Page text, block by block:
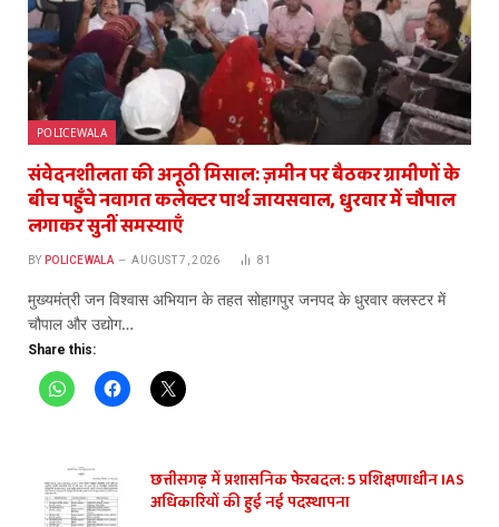
POLICEWALA
संवेदनशीलता की अनूठी मिसाल: ज़मीन पर बैठकर ग्रामीणों के
बीच पहुँचे नवागत कलेक्टर पार्थ जायसवाल, धुरवार में चौपाल
लगाकर सुनीं समस्याएँ
BY POLICEWALA AUGUST 7, 2026 81
​मुख्यमंत्री जन विश्वास अभियान के तहत सोहागपुर जनपद के धुरवार क्लस्टर में
चौपाल और उद्योग…
Share this:
छत्तीसगढ़ में प्रशासनिक फेरबदल: 5 प्रशिक्षणाधीन IAS
अधिकारियों की हुई नई पदस्थापना